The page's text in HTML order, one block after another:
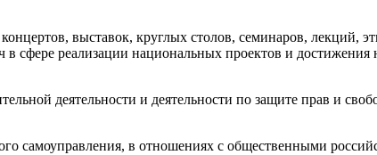
выставок, круглых столов, семинаров, лекций,
сфере реализации национальных проектов и достижения
деятельности и деятельности по защите прав и
самоуправления, в отношениях с общественными